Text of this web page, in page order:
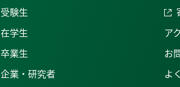
受験生
在学生
卒業生
企業・研究者
ア
お
よ